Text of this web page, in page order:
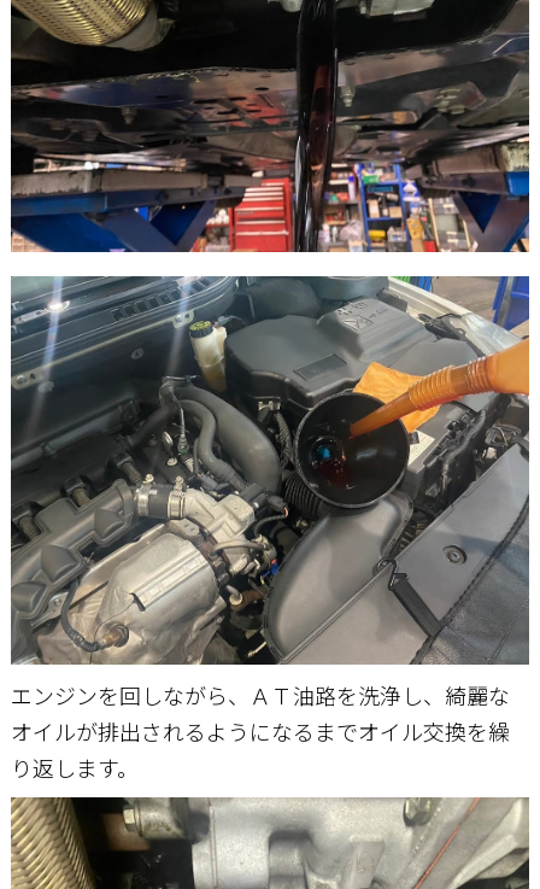
エンジンを回しながら、ＡＴ油路を洗浄し、綺麗な
オイルが排出されるようになるまでオイル交換を繰
り返します。